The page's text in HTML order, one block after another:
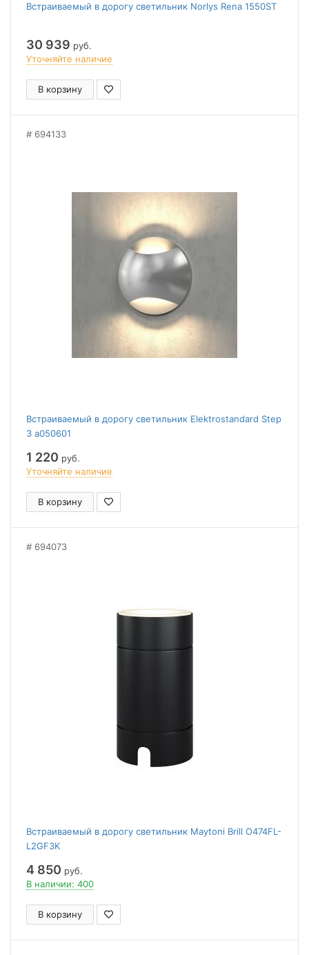
Встраиваемый в дорогу светильник Norlys Rena 1550ST
30 939 руб.
Уточняйте наличие
В корзину
694133
Встраиваемый в дорогу светильник Elektrostandard Step
3 a050601
1 220 руб.
Уточняйте наличие
В корзину
694073
Встраиваемый в дорогу светильник Maytoni Brill O474FL-
L2GF3K
4 850 руб.
В наличии: 400
В корзину